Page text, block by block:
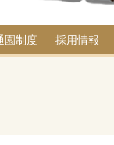
園制度 採用情報